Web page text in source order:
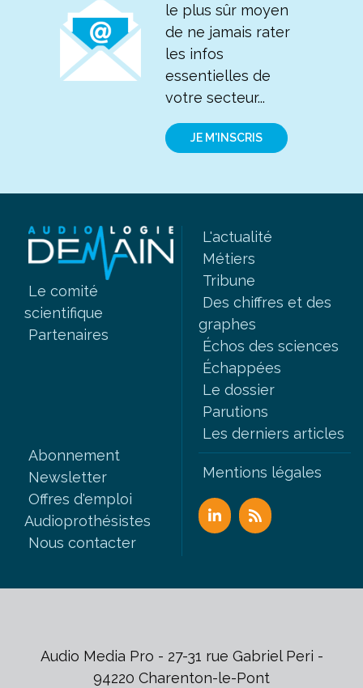
le plus sûr moyen
de ne jamais rater
les infos
essentielles de
votre secteur...
JE M'INSCRIS
Le comité
scientifique
Partenaires
L'actualité
Métiers
Tribune
Des chiffres et des
graphes
Échos des sciences
Échappées
Le dossier
Parutions
Les derniers articles
Abonnement
Newsletter
Offres d'emploi
Audioprothésistes
Nous contacter
Mentions légales
Audio Media Pro - 27-31 rue Gabriel Peri -
94220 Charenton-le-Pont